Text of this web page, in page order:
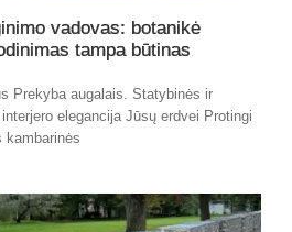
vadovas: botanikė
tampa būtinas
Prekyba augalais. Statybinės ir
elegancija Jūsų erdvei Protingi
kambarinės